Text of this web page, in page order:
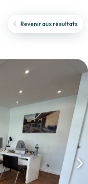
Revenir aux résultats